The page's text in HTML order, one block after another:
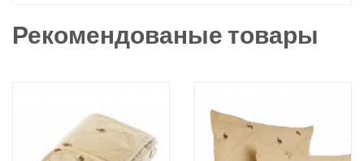
Рекомендованые товары